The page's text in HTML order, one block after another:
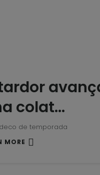
colat…
de temporada
MORE